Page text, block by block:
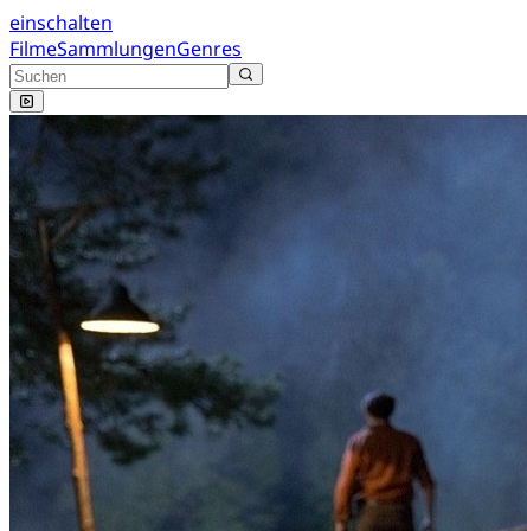
einschalten
FilmeSammlungenGenres